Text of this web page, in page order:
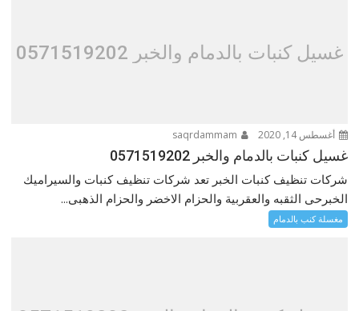
غسيل كنبات بالدمام والخبر 0571519202
أغسطس 14, 2020
غسيل كنبات بالدمام والخبر 0571519202
شركات تنظيف كنبات الخبر تعد شركات تنظيف كنبات والسيراميك
الخبرحى الثقبه والعقربية والحزام الاخضر والحزام الذهبى...
مغسلة كنب بالدمام